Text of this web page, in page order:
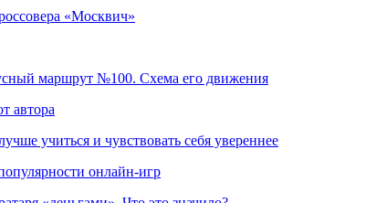
«Москвич»
маршрут №100. Схема его движения
автора
учиться и чувствовать себя увереннее
онлайн-игр